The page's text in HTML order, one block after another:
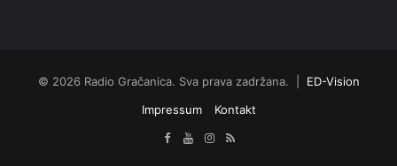
© 2026 Radio Gračanica. Sva prava zadržana. | ED-Vision
Impressum
Kontakt